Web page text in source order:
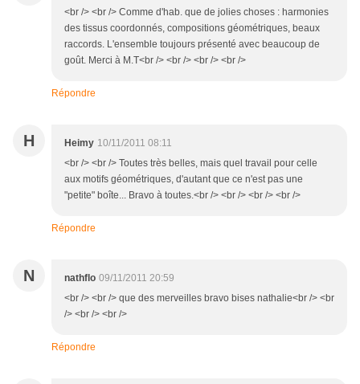
<br /> <br /> Comme d'hab. que de jolies choses : harmonies
des tissus coordonnés, compositions géométriques, beaux
raccords. L'ensemble toujours présenté avec beaucoup de
goût. Merci à M.T<br /> <br /> <br /> <br />
Répondre
H Heimy 10/11/2011 08:11
<br /> <br /> Toutes très belles, mais quel travail pour celle
aux motifs géométriques, d'autant que ce n'est pas une
"petite" boîte... Bravo à toutes.<br /> <br /> <br /> <br />
Répondre
N nathflo 09/11/2011 20:59
<br /> <br /> que des merveilles bravo bises nathalie<br /> <br
/> <br /> <br />
Répondre